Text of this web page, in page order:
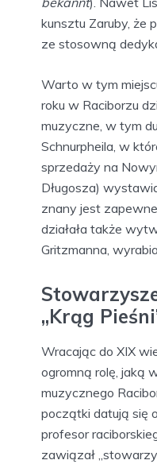
kunsztu Zaruby, że
ze stosowną
Warto w tym
roku w Raciborzu
muzyczne, w tym
Schnurpheila, w
sprzedaży na
Długosza)
znany jest
działała także
Gritzmanna,
„Krąg
Wracając do XIX
ogromną rolę, jaką
muzycznego
początki datują się
profesor
zawiązał